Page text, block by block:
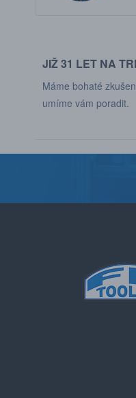
JIŽ 31 LET NA
Máme bohaté
umíme vám poradit.